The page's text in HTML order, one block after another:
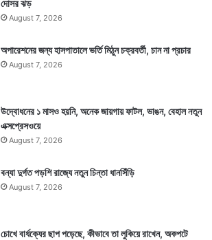
দোসর ঝড়
August 7, 2026
অপারেশনের জন্য হাসপাতালে ভর্তি মিঠুন চক্রবর্তী, চান না প্রচার
August 7, 2026
উদ্বোধনের ১ মাসও হয়নি, অনেক জায়গায় ফাটল, ভাঙন, বেহাল নতুন
এক্সপ্রেসওয়ে
August 7, 2026
বন্যা দুর্গত পড়শি রাজ্যে নতুন চিন্তা ধানসিঁড়ি
August 7, 2026
চোখে বার্ধক্যের ছাপ পড়েছে, কীভাবে তা লুকিয়ে রাখেন, অকপটে